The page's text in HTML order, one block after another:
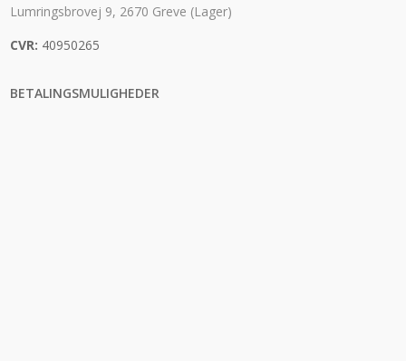
Lumringsbrovej 9, 2670 Greve (Lager)
CVR: 40950265
BETALINGSMULIGHEDER